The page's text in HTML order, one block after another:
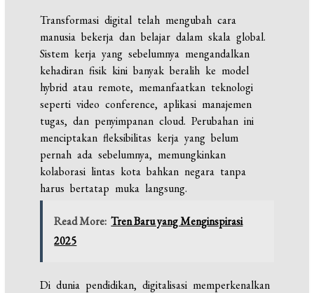
Transformasi digital telah mengubah cara
manusia bekerja dan belajar dalam skala global.
Sistem kerja yang sebelumnya mengandalkan
kehadiran fisik kini banyak beralih ke model
hybrid atau remote, memanfaatkan teknologi
seperti video conference, aplikasi manajemen
tugas, dan penyimpanan cloud. Perubahan ini
menciptakan fleksibilitas kerja yang belum
pernah ada sebelumnya, memungkinkan
kolaborasi lintas kota bahkan negara tanpa
harus bertatap muka langsung.
Read More: Tren Baru yang Menginspirasi
2025
Di dunia pendidikan, digitalisasi memperkenalkan